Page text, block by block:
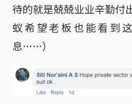
待的就是兢兢业业辛勤付
蚁希望老板也能看到
息……）